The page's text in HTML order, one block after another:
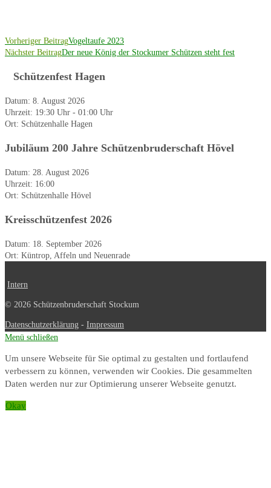
Weitere
Artikel
ansehen
Vorheriger BeitragVogeltaufe 2023
Nächster BeitragDer neue König der Stockumer Schützen steht fest
Schützenfest Hagen
Datum: 8. August 2026
Uhrzeit: 19:30 Uhr - 01:00 Uhr
Ort: Schützenhalle Hagen
Jubiläum 200 Jahre Schützenbruderschaft Hövel
Datum: 28. August 2026
Uhrzeit: 16:00
Ort: Schützenhalle Hövel
Kreisschützenfest 2026
Datum: 18. September 2026
Ort: Küntrop, Affeln und Neuenrade
Intern
© 2026 Schützenbruderschaft Stockum
Datenschutzerklärung - Impressum
Menü schließen
Um unsere Webseite für Sie optimal zu gestalten und fortlaufend
verbessern zu können, verwenden wir Cookies. Die gesammelten
Daten werden nur zur Optimierung unserer Webseite genutzt.
Okay